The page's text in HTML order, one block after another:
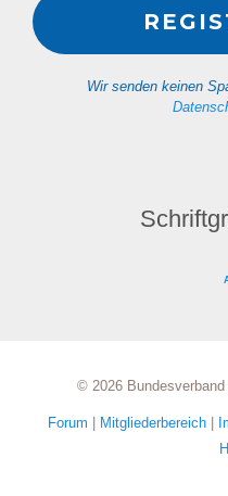
Wir senden keinen
© 2026
Forum Mitgliederbereich